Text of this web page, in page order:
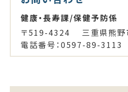
健康・長寿課/保健予防係
〒519-4324 三重県熊野
電話番号：0597-89-3113